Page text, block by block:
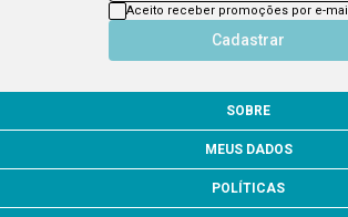
Cadastrar
Aceito receber promoções por e-mail
SOBRE
MEUS DADOS
POLÍTICAS